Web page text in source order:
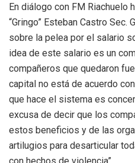
En diálogo con FM Riachuelo
“Gringo” Esteban Castro Sec.
sobre la pelea por el salario
idea de este salario es un
compañeros que quedaron
capital no está de acuerdo
que hace el sistema es
excusa de decir que los
estos beneficios y de las
artilugios para desarticular